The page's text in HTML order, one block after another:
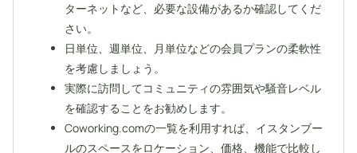
ターネットなど、必要な設備があるか確認してくだ
さい。
日単位、週単位、月単位などの会員プランの柔軟性
を考慮しましょう。
実際に訪問してコミュニティの雰囲気や騒音レベル
を確認することをお勧めします。
Coworking.comの一覧を利用すれば、イスタンブー
ルのスペースをロケーション、価格、機能で比較し